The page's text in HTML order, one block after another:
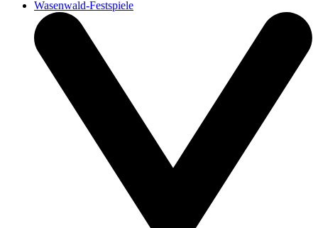
Wasenwald-Festspiele